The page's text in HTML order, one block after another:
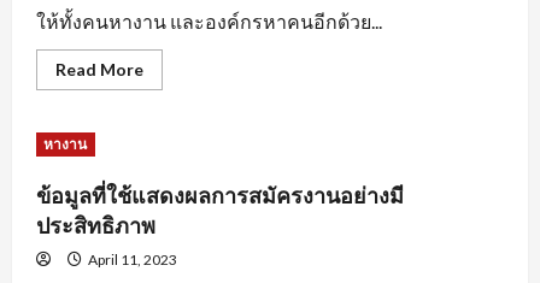
ให้ทั้งคนหางาน และองค์กรหาคนอีกด้วย...
Read MoreRead
more
สมัคร
งาน
พร้อม
คำ
แนะนำ
ปรับ
หางาน
ข้อมูลที่ใช้แสดงผลการสมัครงานอย่างมี
ประสิทธิภาพ
April 11, 2023